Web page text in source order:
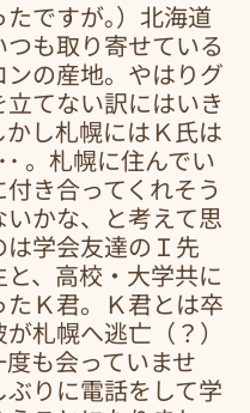
ですが｡）北海道
つも取り寄せている
ンの産地。やはりグ
てない訳にはいき
かし札幌にはＫ氏は
･ 。札幌に住んでい
き合ってくれそう
いかな、と考えて思
は学会友達のＩ先
、高校・大学共に
たＫ君。Ｋ君とは卒
札幌へ逃亡（？）
度も会っていませ
りに電話をして学